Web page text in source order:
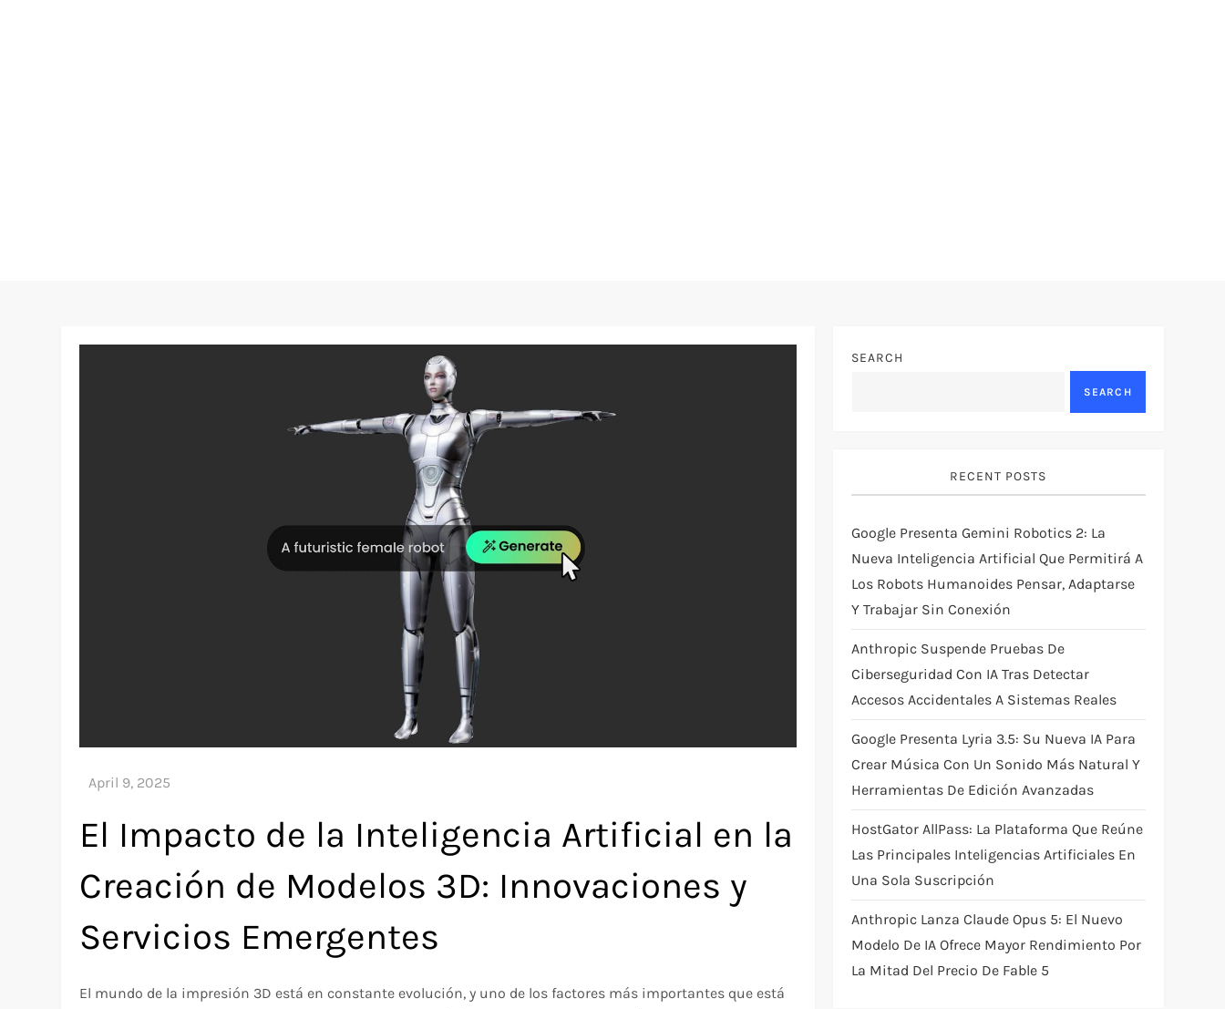
El Impacto de la Inteligencia Artificial en la
Creación de Modelos 3D: Innovaciones y
Servicios Emergentes
El mundo de la impresión 3D está en constante evolución, y uno de los factores más importantes que está
SEARCH
SEARCH
RECENT POSTS
Google Presenta Gemini Robotics 2: La
Nueva Inteligencia Artificial Que Permitirá A
Los Robots Humanoides Pensar, Adaptarse
Y Trabajar Sin Conexión
Anthropic Suspende Pruebas De
Ciberseguridad Con IA Tras Detectar
Accesos Accidentales A Sistemas Reales
Google Presenta Lyria 3.5: Su Nueva IA Para
Crear Música Con Un Sonido Más Natural Y
Herramientas De Edición Avanzadas
HostGator AllPass: La Plataforma Que Reúne
Las Principales Inteligencias Artificiales En
Una Sola Suscripción
Anthropic Lanza Claude Opus 5: El Nuevo
Modelo De IA Ofrece Mayor Rendimiento Por
La Mitad Del Precio De Fable 5